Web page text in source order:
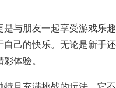
与朋友一起享受游戏乐
己的快乐。无论是新手
体验。